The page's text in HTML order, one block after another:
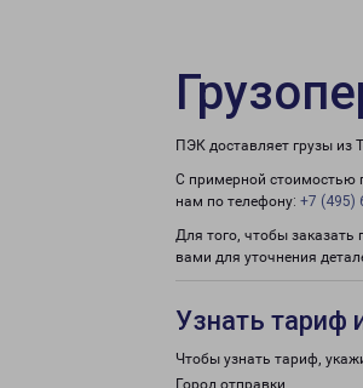
ПЭК доставляет грузы из
С примерной стоимостью
нам по телефону: +7 (495)
Для того, чтобы заказать
вами для уточнения
Узнать тариф
Чтобы узнать тариф,
Город отправки